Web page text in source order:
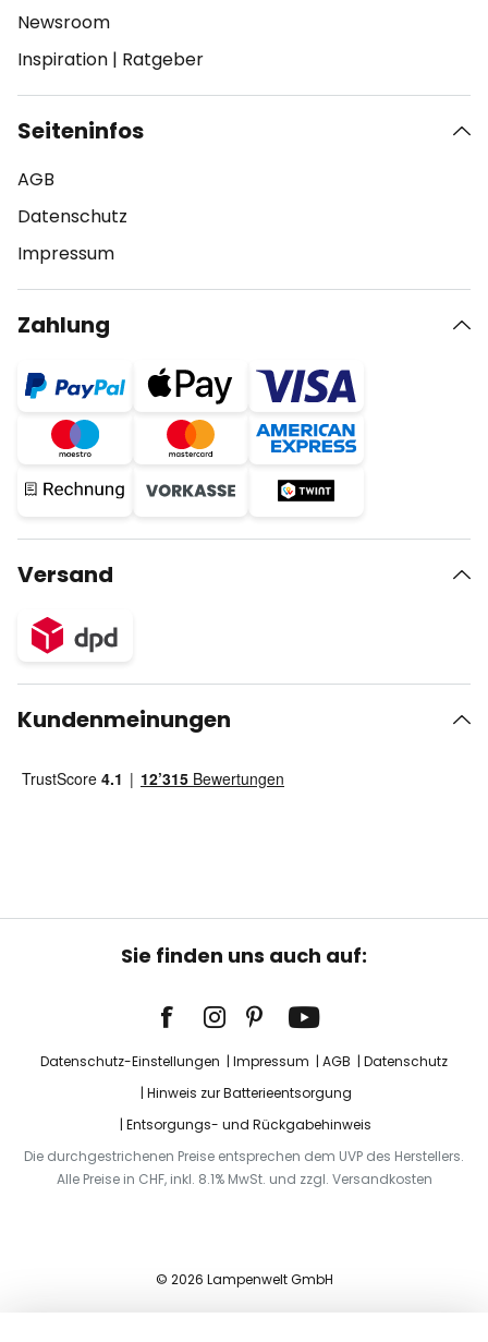
Newsroom
Inspiration | Ratgeber
Seiteninfos
AGB
Datenschutz
Impressum
Zahlung
Versand
Kundenmeinungen
Sie finden uns auch auf:
Datenschutz-Einstellungen Impressum AGB
Datenschutz
Hinweis zur Batterieentsorgung
Entsorgungs- und Rückgabehinweis
Die durchgestrichenen Preise entsprechen dem UVP des Herstellers.
Alle Preise in CHF, inkl. 8.1% MwSt. und zzgl. Versandkosten
© 2026 Lampenwelt GmbH